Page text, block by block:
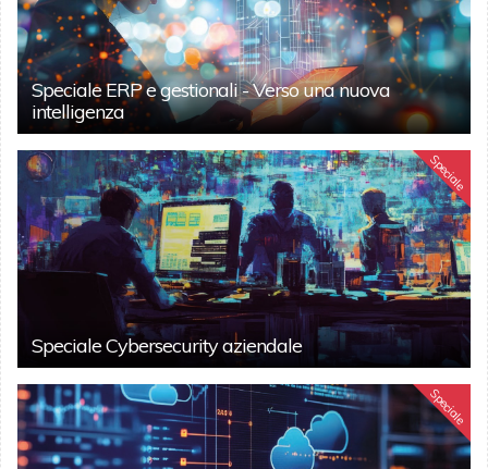
Speciale ERP e gestionali - Verso una nuova
intelligenza
Speciale
Speciale Cybersecurity aziendale
Speciale